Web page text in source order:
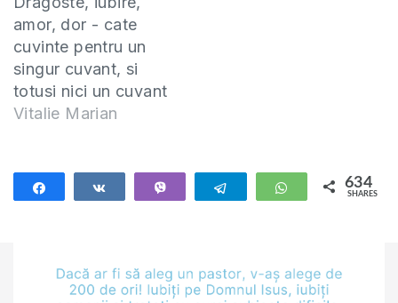
amor, dor - cate
cuvinte pentru un
singur cuvant, si
totusi nici un cuvant
nu este mai mult
ca si cuvantul
DRAGOSTE. Poate
simtamintele tale nu
sunt cum ar trebui
Vitalie Marian
Telegram WhatsApp
634
SHARES